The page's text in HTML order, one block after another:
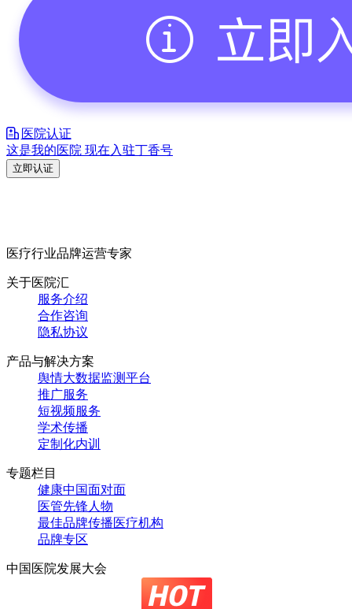
医院认证
这是我的医院 现在入驻丁香号
立即认证
医疗行业品牌运营专家
关于医院汇
服务介绍
合作咨询
隐私协议
产品与解决方案
舆情大数据监测平台
推广服务
短视频服务
学术传播
定制化内训
专题栏目
健康中国面对面
医管先锋人物
最佳品牌传播医疗机构
品牌专区
中国医院发展大会